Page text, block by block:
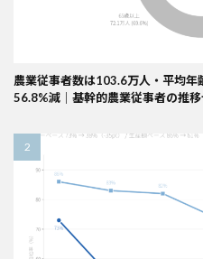
農業従事者数は103.6万人・平均
56.8%減｜基幹的農業従事者の推移